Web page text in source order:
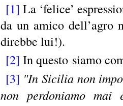
[1] La ‘felice’
da un amico dell’agro
direbbe lui!).
[2] In questo siamo
[3] "In Sicilia non
non perdoniamo mai